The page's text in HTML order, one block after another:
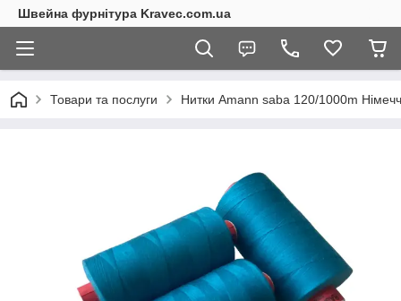
Швейна фурнітура Kravec.com.ua
Товари та послуги Нитки Amann saba 120/1000m